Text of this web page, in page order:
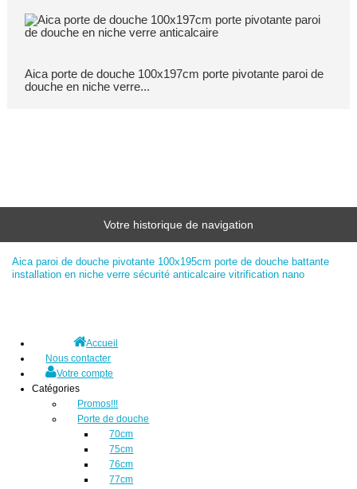
Aica porte de douche 100x197cm porte pivotante paroi de
douche en niche verre...
Votre historique de navigation
Aica paroi de douche pivotante 100x195cm porte de douche battante
installation en niche verre sécurité anticalcaire vitrification nano
Accueil
Nous contacter
Votre compte
Catégories
Promos!!!
Porte de douche
70cm
75cm
76cm
77cm